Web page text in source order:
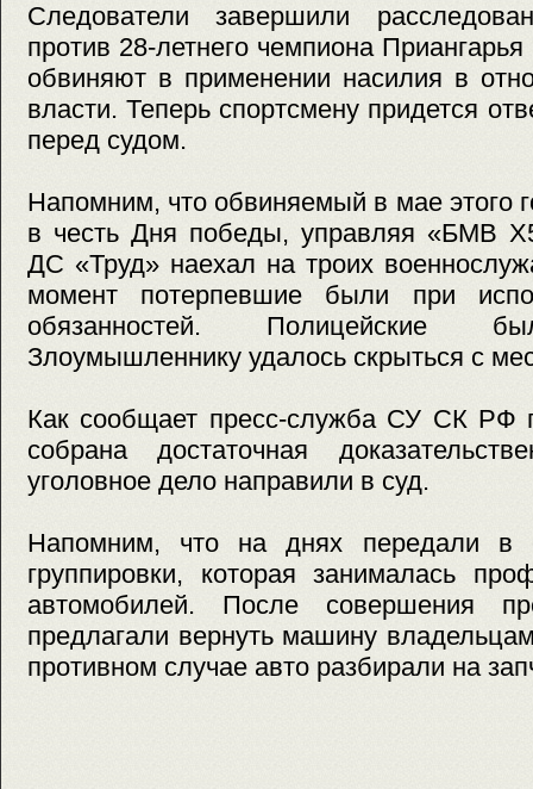
Следователи завершили
против 28-летнего чемпиона
обвиняют в применении насилия в
власти. Теперь спортсмену придется
перед судом.
Напомним, что обвиняемый в мае этого
в честь Дня победы, управляя «БМВ
ДС «Труд» наехал на троих
момент потерпевшие были при
обязанностей. Полицейские
Злоумышленнику удалось скрыться с
Как сообщает пресс-служба СУ СК РФ
собрана достаточная
уголовное дело направили в суд.
Напомним, что на днях передали в
группировки, которая занималась
автомобилей. После совершения
предлагали вернуть машину
противном случае авто разбирали на